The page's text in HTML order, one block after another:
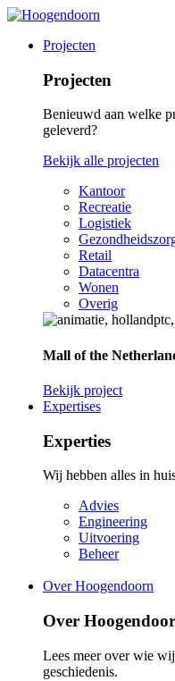
Projecten
Projecten
Benieuwd aan welke
geleverd?
Bekijk alle projecten
Kantoor
Recreatie
Logistiek
Retail
Datacentra
Wonen
Overig
Mall of the
Bekijk project
Expertises
Experties
Wij hebben alles in
Advies
Engineering
Uitvoering
Beheer
Over Hoogendoorn
Over
Lees meer over wie
geschiedenis.